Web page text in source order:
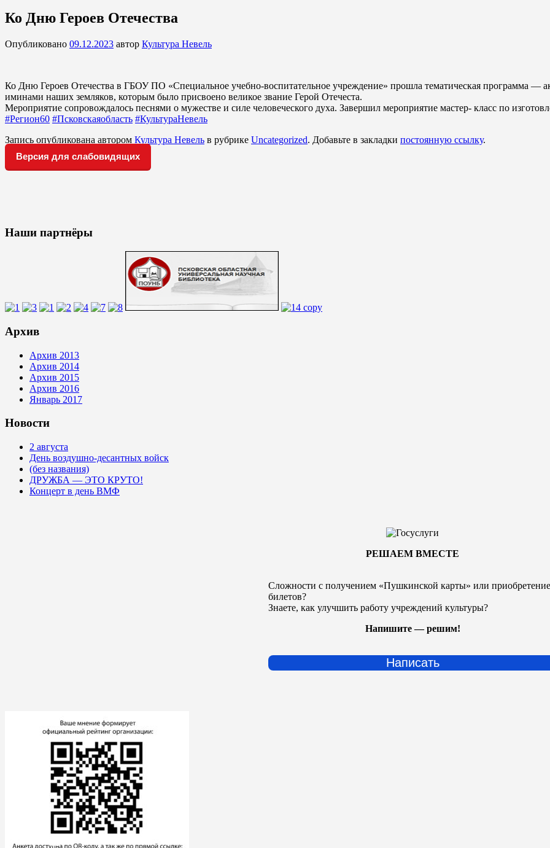
Ко Дню Героев Отечества
Опубликовано 09.12.2023 автор Культура Невель
Ко Дню Героев Отечества в ГБОУ ПО «Специальное учебно-воспитательное учреждение» прошла тематическая программа —
иминами наших земляков, которым было присвоено великое звание Герой Отечеста.
Мероприятие сопровождалось песнями о мужестве и силе человеческого духа. Завершил мероприятие мастер- класс по
#Регион60 #Псковскаяобласть #КультураНевель
Запись опубликована автором Культура Невель в рубрике Uncategorized. Добавьте в закладки постоянную ссылку.
Версия для слабовидящих
Наши партнёры
Архив
Архив 2013
Архив 2014
Архив 2015
Архив 2016
Январь 2017
Новости
2 августа
День воздушно-десантных войск
(без названия)
ДРУЖБА — ЭТО КРУТО!
Концерт в день ВМФ
РЕШАЕМ ВМЕСТЕ
Сложности с получением «Пушкинской карты» или
билетов?
Знаете, как улучшить работу учреждений культуры?
Напишите — решим!
Написать